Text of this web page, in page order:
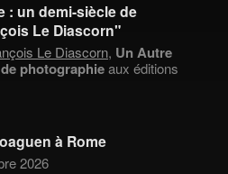
: un demi-siècle de
Le Diascorn"
Le Diascorn, Un Autre
photographieaux éditions
à Rome
2026